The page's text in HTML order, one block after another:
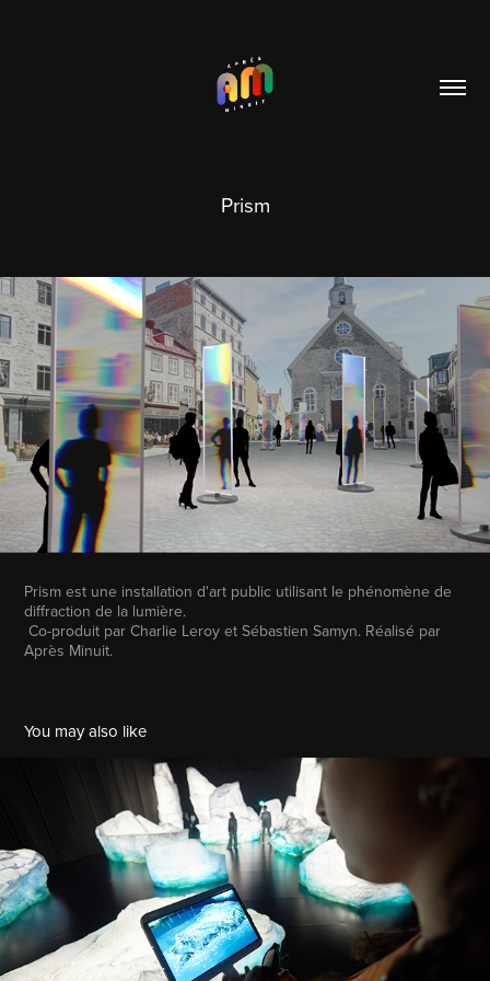
Prism
Prism est une installation d'art public utilisant le phénomène de
diffraction de la lumière.
Co-produit par Charlie Leroy et Sébastien Samyn. Réalisé par
Après Minuit.
You may also like
Exposition Universelle Osaka 2025 - Œuvre AR - Canada
2025